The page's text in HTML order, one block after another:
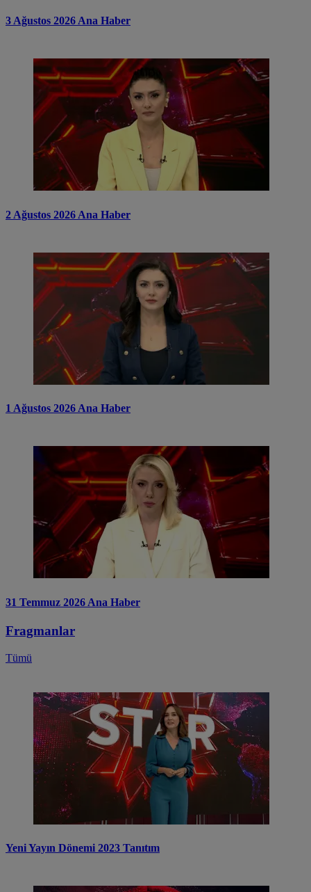
3 Ağustos 2026 Ana Haber
2 Ağustos 2026 Ana Haber
1 Ağustos 2026 Ana Haber
31 Temmuz 2026 Ana Haber
Fragmanlar
Tümü
Yeni Yayın Dönemi 2023 Tanıtım